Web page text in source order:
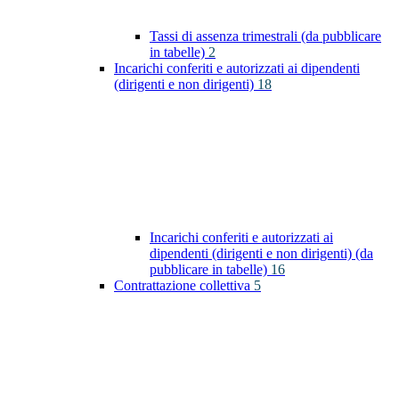
Tassi di assenza trimestrali (da pubblicare
in tabelle) 2
Incarichi conferiti e autorizzati ai dipendenti
(dirigenti e non dirigenti) 18
Incarichi conferiti e autorizzati ai
dipendenti (dirigenti e non dirigenti) (da
pubblicare in tabelle) 16
Contrattazione collettiva 5